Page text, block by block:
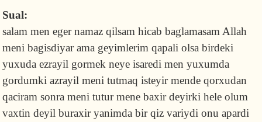
Sual:
salam men eger namaz qilsam hicab baglamasam Allah
meni bagisdiyar ama geyimlerim qapali olsa birdeki
yuxuda ezrayil gormek neye isaredi men yuxumda
gordumki azrayil meni tutmaq isteyir mende qorxudan
qaciram sonra meni tutur mene baxir deyirki hele olum
vaxtin deyil buraxir yanimda bir qiz variydi onu apardi